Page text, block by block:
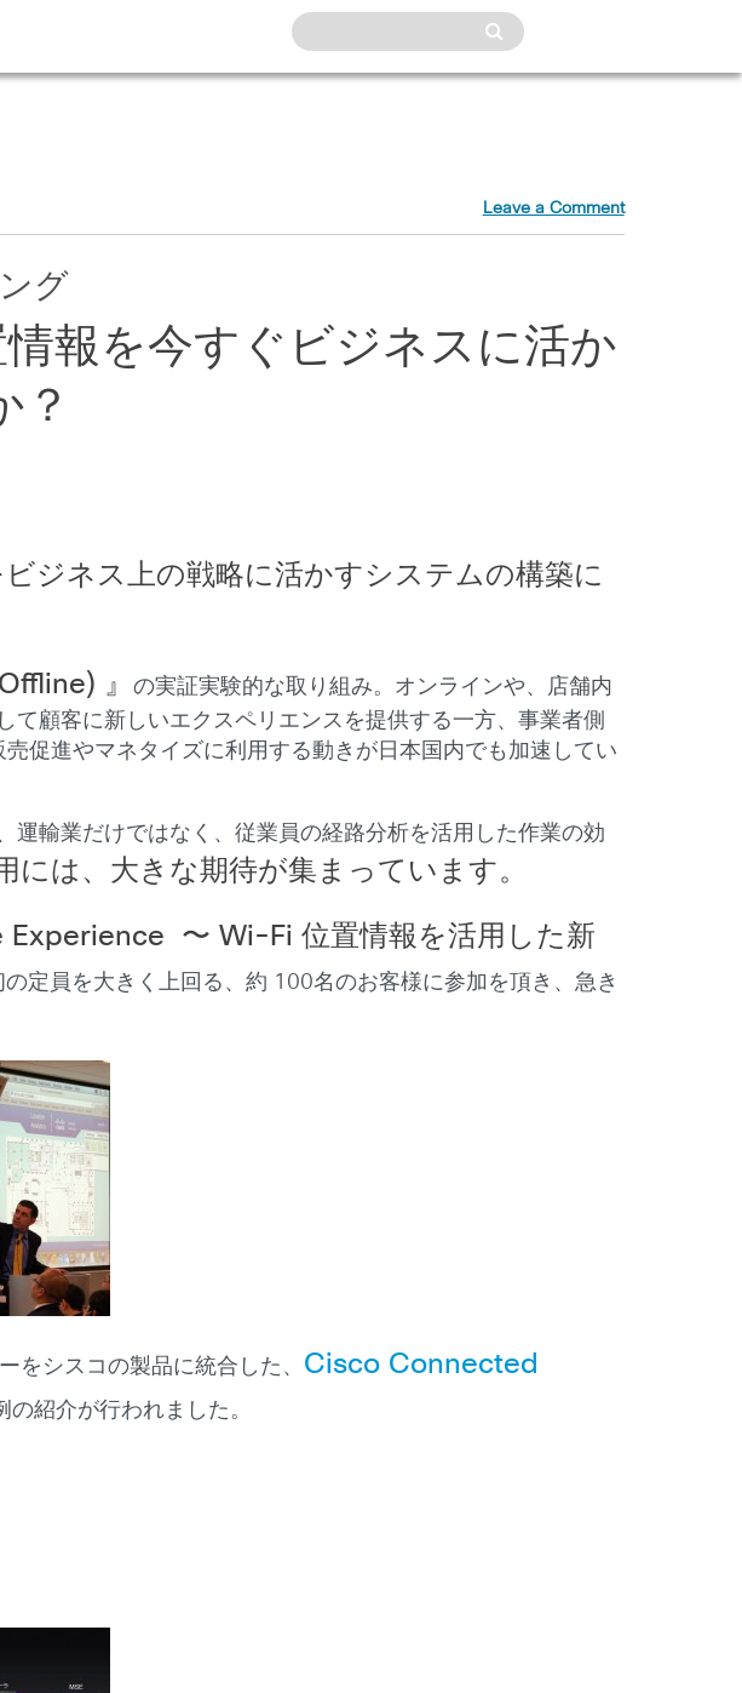
Leave a Comment
グ
報を今すぐビジネスに活か
？
ジネス上の戦略に活かすシステムの構築に
』の実証実験的な取り組み。オンラインや、店舗内
顧客に新しいエクスペリエンスを提供する一方、事業者側
促進やマネタイズに利用する動きが日本国内でも加速してい
輸業だけではなく、従業員の経路分析を活用した作業の効
には、大きな期待が集まっています。
〜 Wi-Fi 位置情報を活用した新
定員を大きく上回る、約 100名のお客様に参加を頂き、急き
をシスコの製品に統合した、 Cisco Connected
紹介が行われました。